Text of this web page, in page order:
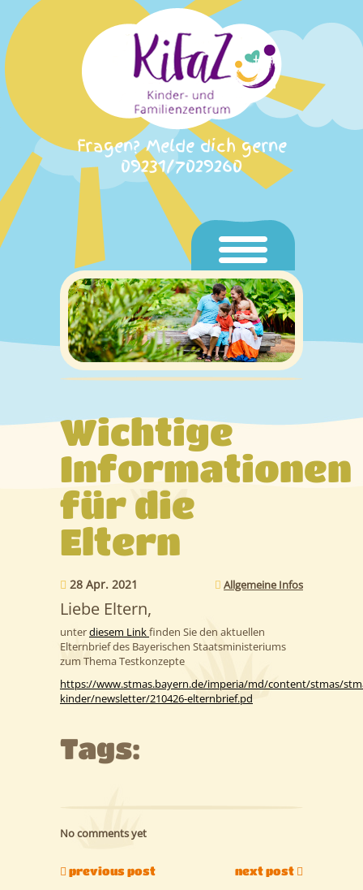
Fragen? Melde dich gerne
09231/7029260
Home
Aktuelles
Unser KiFaZ
Informationen
Anmeldung/Anträge
Kontakt
Wichtige
Informationen
für die
Eltern
28 Apr. 2021 Allgemeine Infos
Liebe Eltern,
unterdiesem Linkfinden Sie den aktuellen
Elternbrief des Bayerischen Staatsministeriums
zum Thema Testkonzepte
https://www.stmas.bayern.de/imperia/md/content/stmas/
kinder/newsletter/210426-elternbrief.pd
Tags:
No comments yet
previous post next post